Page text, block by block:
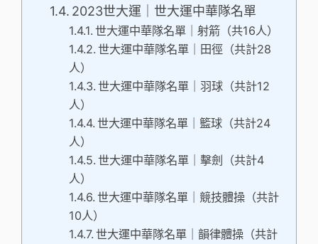
2023世大運｜世大運中華隊名單
世大運中華隊名單｜射箭（共16人）
世大運中華隊名單｜田徑（共計28
人）
世大運中華隊名單｜羽球（共計12
人）
世大運中華隊名單｜籃球（共計24
人）
世大運中華隊名單｜擊劍（共計4
人）
世大運中華隊名單｜競技體操（共計
10人）
世大運中華隊名單｜韻律體操（共計